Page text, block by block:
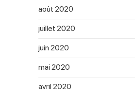
août 2020
juillet 2020
juin 2020
mai 2020
avril 2020